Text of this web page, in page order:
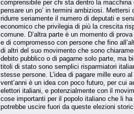
comprensibile per chi sta dentro la
pensare un po’ in termini ambiziosi.
ridurre seriamente il numero di deputati e
economico che privilegia di più la crescita
comune. D’altra parte è un momento di
e di compromesso con persone che fino
di altri del suo movimento che sono
debito pubblico o di pagarne solo parte, ma
titoli di stato sono semplici risparmiatori
stesse persone. L’idea di pagare mille euro
vent’anni è un idea con poco futuro, per cui
elettori italiani, e potenzialmente con il
cose importanti per il popolo italiano che li
potrebbe uscire fuori da queste elezioni